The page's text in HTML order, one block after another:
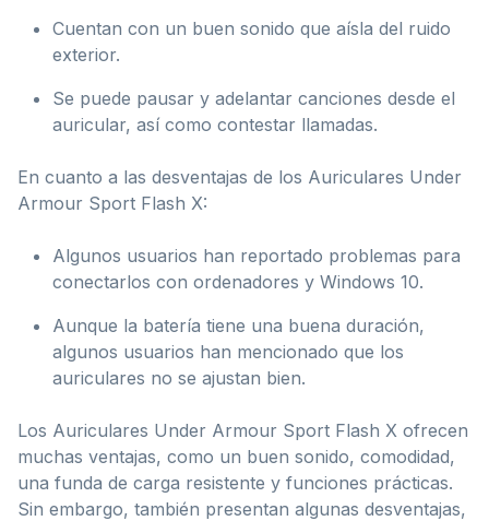
Cuentan con un buen sonido que aísla del ruido
exterior.
Se puede pausar y adelantar canciones desde el
auricular, así como contestar llamadas.
En cuanto a las desventajas de los Auriculares Under
Armour Sport Flash X:
Algunos usuarios han reportado problemas para
conectarlos con ordenadores y Windows 10.
Aunque la batería tiene una buena duración,
algunos usuarios han mencionado que los
auriculares no se ajustan bien.
Los Auriculares Under Armour Sport Flash X ofrecen
muchas ventajas, como un buen sonido, comodidad,
una funda de carga resistente y funciones prácticas.
Sin embargo, también presentan algunas desventajas,